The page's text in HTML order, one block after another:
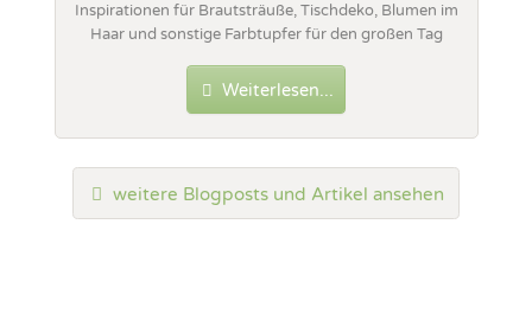
Inspirationen für Brautsträuße, Tischdeko, Blumen im
Haar und sonstige Farbtupfer für den großen Tag
Weiterlesen...
weitere Blogposts und Artikel ansehen